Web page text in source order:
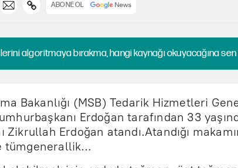
ABONE OL
algoritmaya bırakma, hangi kaynağı okuyacağına
Bakanlığı (MSB) Tedarik Hizmetleri
Erdoğan tarafından 33
Zikrullah Erdoğan atandı.Atandığı
tümgenerallik…